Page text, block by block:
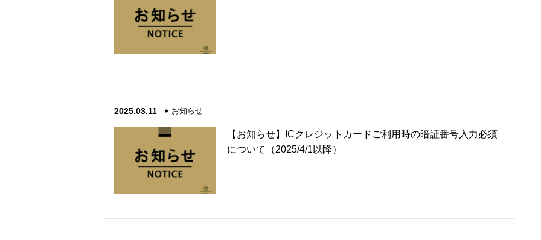
2025.03.11 お知らせ
【お知らせ】ICクレジットカードご利用時の暗証番号入力必須
について（2025/4/1以降）